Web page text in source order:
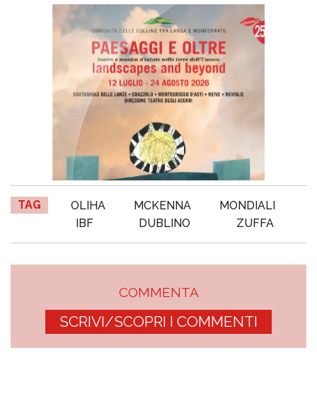
TAG OLIHA MCKENNA
MONDIALI
IBF
DUBLINO ZUFFA
COMMENTA
SCRIVI/SCOPRI I COMMENTI